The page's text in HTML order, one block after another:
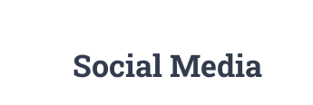
Social Media